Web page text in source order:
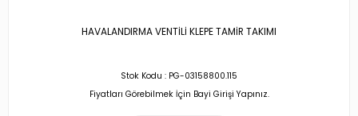
HAVALANDIRMA VENTİLİ KLEPE TAMİR TAKIMI
Stok Kodu : PG-03158800.115
Fiyatları Görebilmek İçin Bayi Girişi Yapınız.